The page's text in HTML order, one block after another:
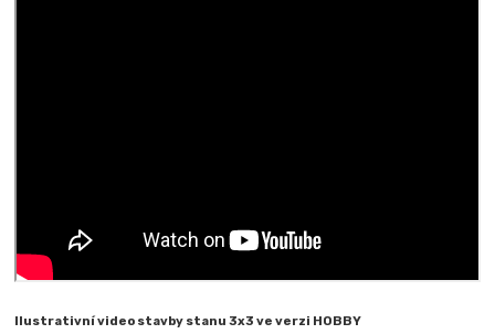
Ilustrativní video stavby stanu 3x3 ve verzi HOBBY